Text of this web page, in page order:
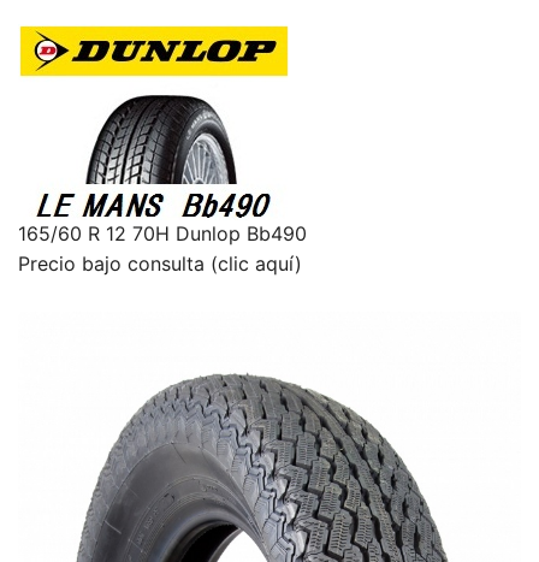
165/60 R 12 70H Dunlop Bb490
Precio bajo consulta (clic aquí)